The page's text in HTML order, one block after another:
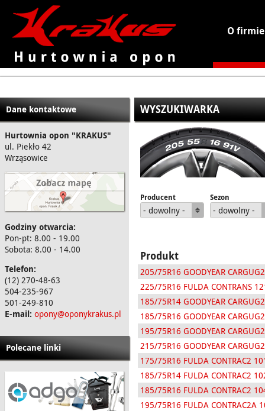
KRAKUS - hurtownia opon
O firmie
Dane kontaktowe
Hurtownia opon "KRAKUS"
ul. Piekło 42
Wrząsowice
Godziny otwarcia:
Pon-pt: 8.00 - 19.00
Sobota: 8.00 - 14.00
Telefon:
(12) 270-48-63
504-235-967
501-249-810
E-mail: opony@oponykrakus.pl
Polecane linki
WYSZUKIWARKA
Producent
- dowolny -
Sezon
- dowolny -
Produkt
205/75R16 GOODYEAR
225/75R16 FULDA CONTRANS
185/75R14 GOODYEAR
185/75R16 GOODYEAR
195/75R16 GOODYEAR
215/75R16 GOODYEAR
175/75R16 FULDA CONTRAC2
185/75R14 FULDA CONTRAC2
185/75R16 FULDA CONTRAC2
195/75R16 FULDA CONTRAC2A